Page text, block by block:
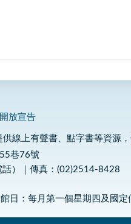
放宣告
線上有聲書、點字書等資源
巷76號
）｜傳真：(02)2514-8428
日：每月第一個星期四及國定